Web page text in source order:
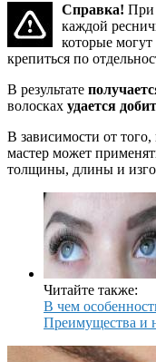
Справка! При
каждой
которые
крепиться по
В результате
волосках удается
В зависимости от
мастер может
толщины, длины и
Читайте также:
В чем
Преимущества и